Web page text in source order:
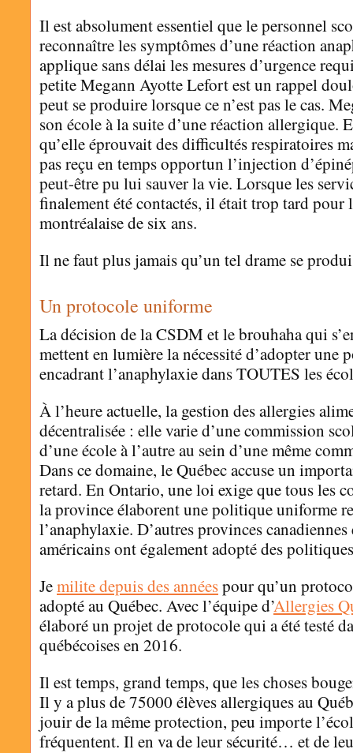
Il est absolument essentiel que le personnel
reconnaître les symptômes d’une réaction
applique sans délai les mesures d’urgence
petite Megann Ayotte Lefort est un rappel
peut se produire lorsque ce n’est pas le cas.
son école à la suite d’une réaction allergique.
qu’elle éprouvait des difficultés respiratoires
pas reçu en temps opportun l’injection
peut-être pu lui sauver la vie. Lorsque les
finalement été contactés, il était trop tard pour
montréalaise de six ans.
Il ne faut plus jamais qu’un tel drame se
Un protocole uniforme
La décision de la CSDM et le brouhaha qui
mettent en lumière la nécessité d’adopter une
encadrant l’anaphylaxie dans TOUTES les
À l’heure actuelle, la gestion des allergies
décentralisée : elle varie d’une commission
d’une école à l’autre au sein d’une même
Dans ce domaine, le Québec accuse un
retard. En Ontario, une loi exige que tous les
la province élaborent une politique uniforme
l’anaphylaxie. D’autres provinces canadiennes
américains ont également adopté des
Jemilite depuis des annéespour qu’un
adopté au Québec. Avec l’équipe d’Allergies
élaboré un projet de protocole qui a été testé
québécoises en 2016.
Il est temps, grand temps, que les choses
Il y a plus de 75000 élèves allergiques au
jouir de la même protection, peu importe
fréquentent. Il en va de leur sécurité… et de